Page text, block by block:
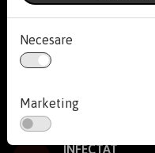
10
DRUMURI DE
Implant Pentru
BOTTOM OF
12
CONTRATIMP
CASA CU
NORUL
Paul Tihan
Listă propuneri
Listă propuneri
30
RANĂ VIE
INFECTAT
Necesare
Marketing